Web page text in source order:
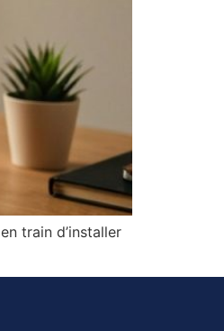
train d’installer